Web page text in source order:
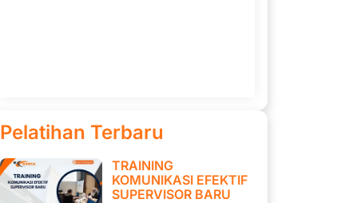
Pelatihan Terbaru
TRAINING
KOMUNIKASI EFEKTIF
SUPERVISOR BARU